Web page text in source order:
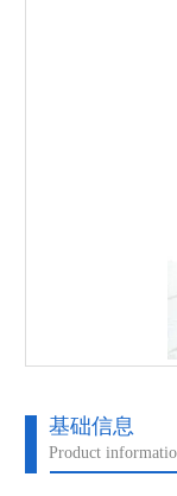
基础信息
Product